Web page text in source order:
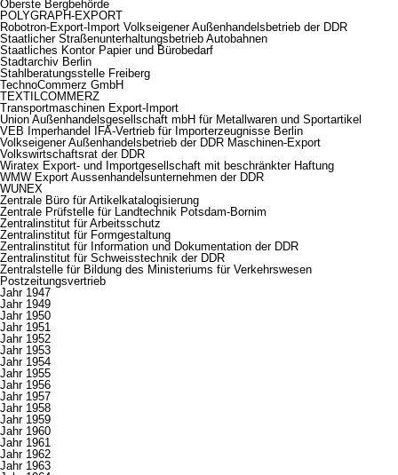
Oberste Bergbehörde
POLYGRAPH-EXPORT
Robotron-Export-Import Volkseigener Außenhandelsbetrieb der DDR
Staatlicher Straßenunterhaltungsbetrieb Autobahnen
Staatliches Kontor Papier und Bürobedarf
Stadtarchiv Berlin
Stahlberatungsstelle Freiberg
TechnoCommerz GmbH
TEXTILCOMMERZ
Transportmaschinen Export-Import
Union Außenhandelsgesellschaft mbH für Metallwaren und Sportartikel
VEB Imperhandel IFA-Vertrieb für Importerzeugnisse Berlin
Volkseigener Außenhandelsbetrieb der DDR Maschinen-Export
Volkswirtschaftsrat der DDR
Wiratex Export- und Importgesellschaft mit beschränkter Haftung
WMW Export Aussenhandelsunternehmen der DDR
WUNEX
Zentrale Büro für Artikelkatalogisierung
Zentrale Prüfstelle für Landtechnik Potsdam-Bornim
Zentralinstitut für Arbeitsschutz
Zentralinstitut für Formgestaltung
Zentralinstitut für Information und Dokumentation der DDR
Zentralinstitut für Schweisstechnik der DDR
Zentralstelle für Bildung des Ministeriums für Verkehrswesen
Postzeitungsvertrieb
Jahr 1947
Jahr 1949
Jahr 1950
Jahr 1951
Jahr 1952
Jahr 1953
Jahr 1954
Jahr 1955
Jahr 1956
Jahr 1957
Jahr 1958
Jahr 1959
Jahr 1960
Jahr 1961
Jahr 1962
Jahr 1963